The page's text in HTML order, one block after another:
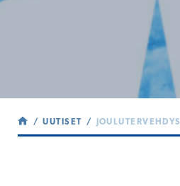
UUTISET JOULUTERVEHDYS